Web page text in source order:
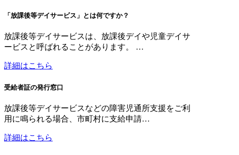
「放課後等デイサービス」とは何ですか？
放課後等デイサービスは、放課後デイや児童デイサ
ービスと呼ばれることがあります。 …
詳細はこちら
受給者証の発行窓口
放課後等デイサービスなどの障害児通所支援をご利
用に鳴られる場合、市町村に支給申請…
詳細はこちら